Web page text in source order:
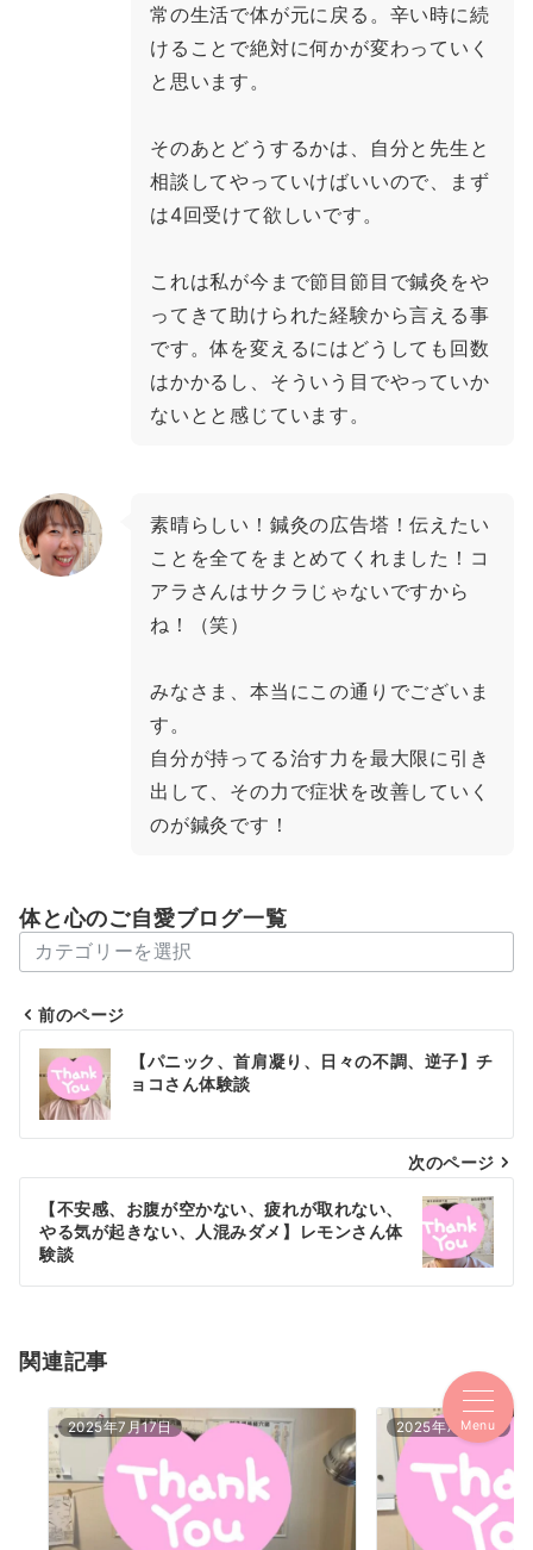
常の生活で体が元に戻る。辛い時に続
けることで絶対に何かが変わっていく
と思います。
そのあとどうするかは、自分と先生と
相談してやっていけばいいので、まず
は4回受けて欲しいです。
これは私が今まで節目節目で鍼灸をや
ってきて助けられた経験から言える事
です。体を変えるにはどうしても回数
はかかるし、そういう目でやっていか
ないとと感じています。
素晴らしい！鍼灸の広告塔！伝えたい
ことを全てをまとめてくれました！コ
アラさんはサクラじゃないですから
ね！（笑）
みなさま、本当にこの通りでございま
す。
自分が持ってる治す力を最大限に引き
出して、その力で症状を改善していく
のが鍼灸です！
体と心のご自愛ブログ一覧
体
と
心
の
ロ
投
稿
ナ
ビ
ー
シ
ン
前のページ
【パニック、首肩凝り、日々の不調、逆子】チ
ョコさん体験談
次のページ
【不安感、お腹が空かない、疲れが取れない、
やる気が起きない、人混みダメ】レモンさん体
験談
関連記事
2025年7月17日 2025年7月17日
Menu